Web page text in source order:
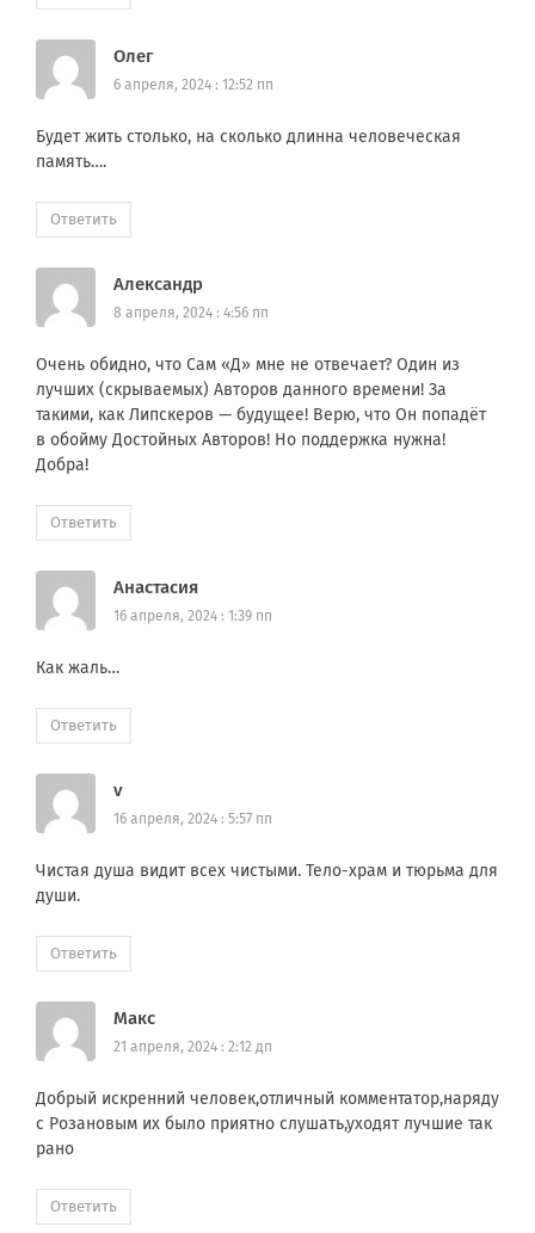
Олег
6 апреля, 2024 : 12:52 пп
Будет жить столько, на сколько длинна человеческая
память….
Ответить
Александр
8 апреля, 2024 : 4:56 пп
Очень обидно, что Сам «Д» мне не отвечает? Один из
лучших (скрываемых) Авторов данного времени! За
такими, как Липскеров — будущее! Верю, что Он попадёт
в обойму Достойных Авторов! Но поддержка нужна!
Добра!
Ответить
Анастасия
16 апреля, 2024 : 1:39 пп
Как жаль…
Ответить
v
16 апреля, 2024 : 5:57 пп
Чистая душа видит всех чистыми. Тело-храм и тюрьма для
души.
Ответить
Макс
21 апреля, 2024 : 2:12 дп
Добрый искренний человек,отличный комментатор,наряду
с Розановым их было приятно слушать,уходят лучшие так
рано
Ответить